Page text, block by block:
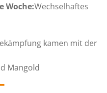
Woche:Wechselhaftes
kamen mit der
Mangold